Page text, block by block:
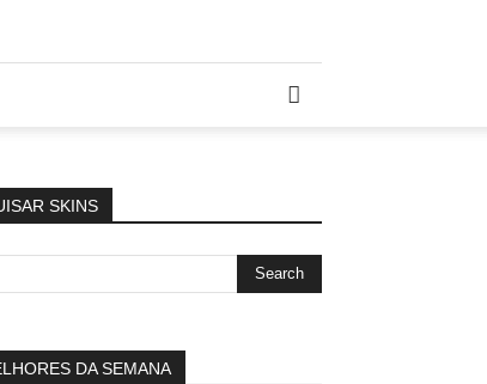
SKINS
DA SEMANA